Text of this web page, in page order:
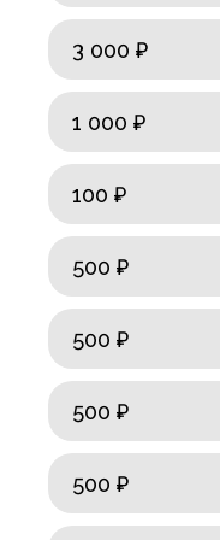
3 000 ₽
1 000 ₽
100 ₽
500 ₽
500 ₽
500 ₽
500 ₽